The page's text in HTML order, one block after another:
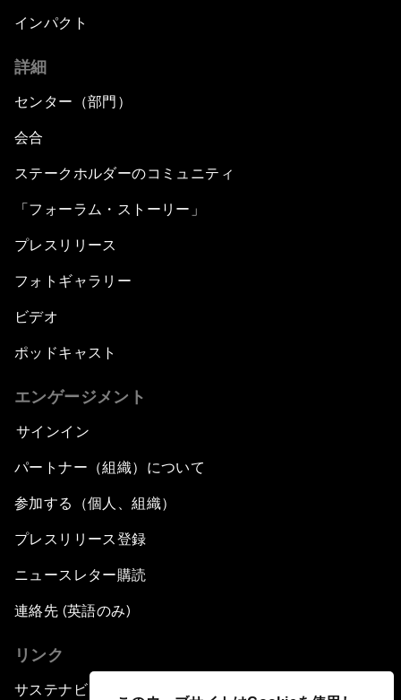
インパクト
詳細
センター（部門）
会合
ステークホルダーのコミュニティ
「フォーラム・ストーリー」
プレスリリース
フォトギャラリー
ビデオ
ポッドキャスト
エンゲージメント
サインイン
パートナー（組織）について
参加する（個人、組織）
プレスリリース登録
ニュースレター購読
連絡先 (英語のみ)
リンク
サステナビリティへの取り組み